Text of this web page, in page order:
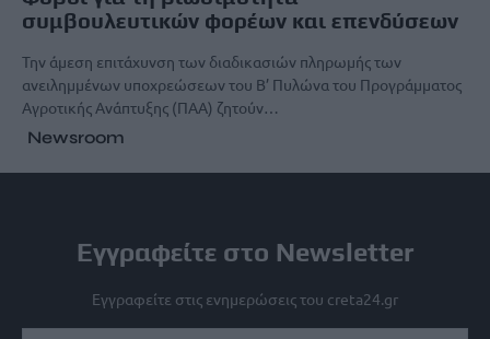
συμβουλευτικών φορέων και επενδύσεων
Την άμεση επιτάχυνση των διαδικασιών πληρωμής των
ανειλημμένων υποχρεώσεων του Β’ Πυλώνα του Προγράμματος
Αγροτικής Ανάπτυξης (ΠΑΑ) ζητούν…
Newsroom
Εγγραφείτε στο Newsletter
Εγγραφείτε στις ενημερώσεις του creta24.gr